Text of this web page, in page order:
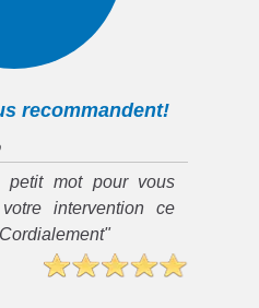
recommandent!
petit mot pour vous
intervention ce